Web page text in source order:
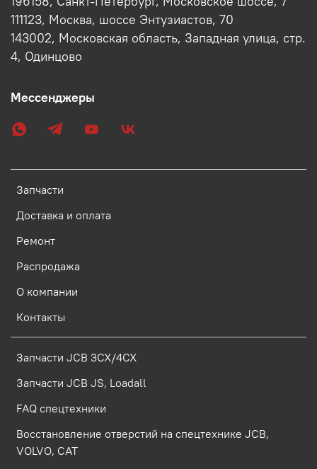
Запчасти
Доставка и оплата
Ремонт
Распродажа
О компании
Контакты
Запчасти JCB 3CX/4CX
Запчасти JCB JS, Loadall
FAQ спецтехники
Восстановление отверстий на спецтехнике JCB,
VOLVO, CAT
111123, Москва, шоссе Энтузиастов, 70
143002, Московская область, Западная улица, стр.
4, Одинцово
Мессенджеры